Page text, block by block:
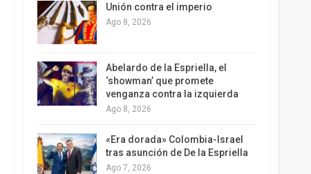
Unión contra el imperio
Ago 8, 2026
Abelardo de la Espriella, el
‘showman’ que promete
venganza contra la izquierda
Ago 8, 2026
«Era dorada» Colombia-Israel
tras asunción de De la Espriella
Ago 7, 2026